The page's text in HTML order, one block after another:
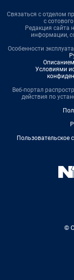
Связаться с отделом
с
Редакция сайта
информации,
Особенности
Условиями
Веб-портал
действия по
Пользовательское
©